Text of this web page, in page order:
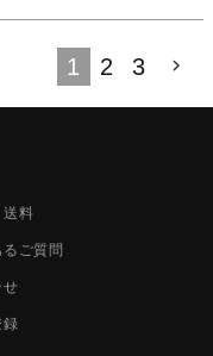
1 2 3
送料
るご質問
せ
録